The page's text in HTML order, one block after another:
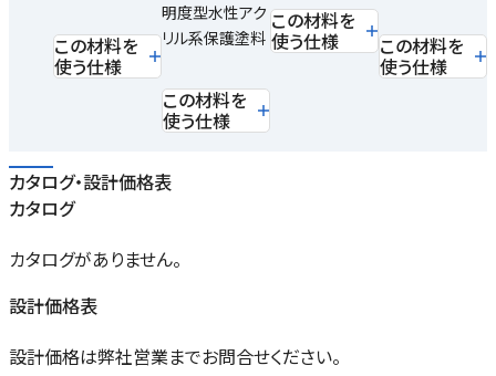
この材料を
使う仕様
明度型水性アク
リル系保護塗料
この材料を
使う仕様
この材料を
使う仕様 この材料を
使う仕様
カタログ・設計価格表
カタログ
カタログがありません。
設計価格表
設計価格は弊社営業までお問合せください。